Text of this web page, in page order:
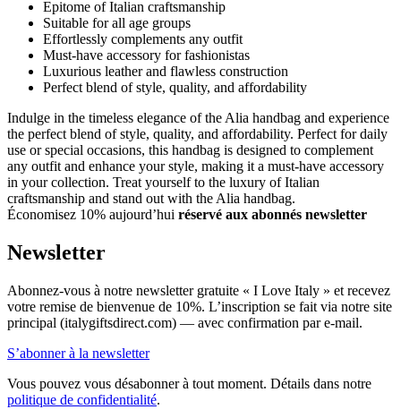
Epitome of Italian craftsmanship
Suitable for all age groups
Effortlessly complements any outfit
Must-have accessory for fashionistas
Luxurious leather and flawless construction
Perfect blend of style, quality, and affordability
Indulge in the timeless elegance of the Alia handbag and experience
the perfect blend of style, quality, and affordability. Perfect for daily
use or special occasions, this handbag is designed to complement
any outfit and enhance your style, making it a must-have accessory
in your collection. Treat yourself to the luxury of Italian
craftsmanship and stand out with the Alia handbag.
Économisez 10% aujourd’hui réservé aux abonnés newsletter
Newsletter
Abonnez-vous à notre newsletter gratuite « I Love Italy » et recevez
votre remise de bienvenue de 10%. L’inscription se fait via notre site
principal (italygiftsdirect.com) — avec confirmation par e-mail.
S’abonner à la newsletter
Vous pouvez vous désabonner à tout moment. Détails dans notre
politique de confidentialité.